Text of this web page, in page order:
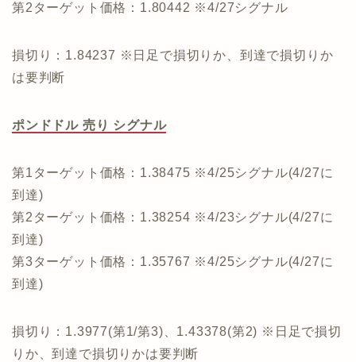
第2ターゲット価格：1.80442 ※4/27シグナル
損切り：1.84237 ※日足で損切りか、到達で損切りか
は要判断
ポンドドル 売り シグナル
第1ターゲット価格：1.38475 ※4/25シグナル(4/27に
到達)
第2ターゲット価格：1.38254 ※4/23シグナル(4/27に
到達)
第3ターゲット価格：1.35767 ※4/25シグナル(4/27に
到達)
損切り：1.3977(第1/第3)、1.43378(第2) ※日足で損切
りか、到達で損切りかは要判断